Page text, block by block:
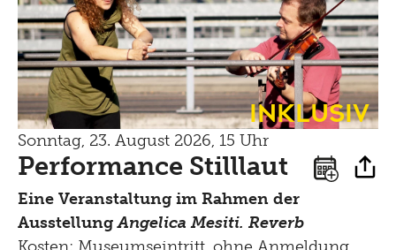
Inklusiv
Sonntag, 23. August 2026, 15 Uhr
Performance Stilllaut
Eine Veranstaltung im Rahmen der
AusstellungAngelica Mesiti. Reverb
Kosten: Museumseintritt, ohne Anmeldung